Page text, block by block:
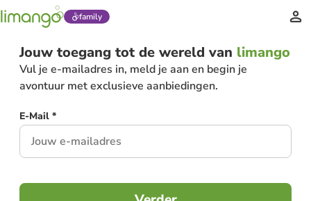
family
Jouw toegang tot de wereld van limango
Vul je e-mailadres in, meld je aan en begin je
avontuur met exclusieve aanbiedingen.
E-Mail *